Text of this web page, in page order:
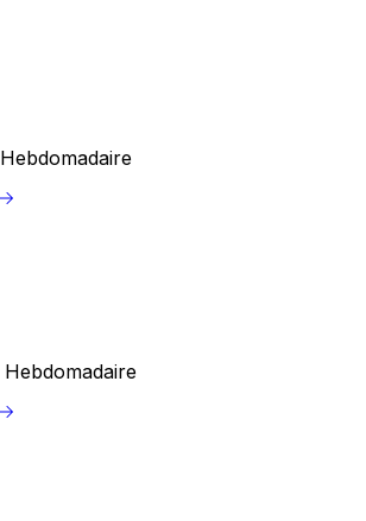
Hebdomadaire
Hebdomadaire